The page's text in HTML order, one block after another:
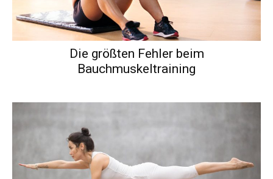
Die größten Fehler beim
Bauchmuskeltraining